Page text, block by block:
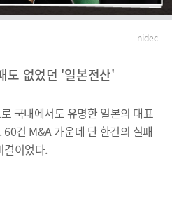
nidec
도 없었던 '일본전산'
국내에서도 유명한 일본의 대표
건 M&A 가운데 단 한건의 실패
결이었다.